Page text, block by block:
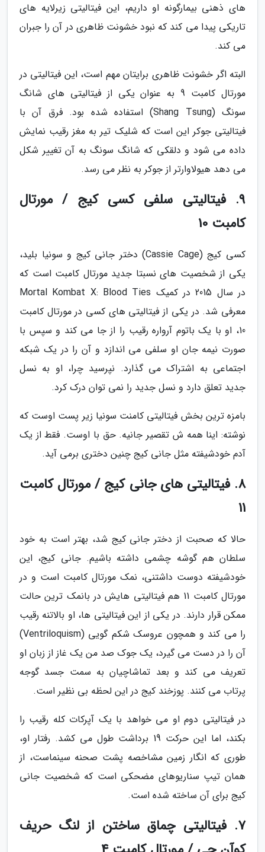
های ذهنی بیمارگونه او داریم، این فیتالیتی زیرلایه های
تاریکی پیدا می کند که نبود خشونت ظاهری در آن را جبران
می کند.
البته اگر خشونت ظاهری برایتان مهم است، این فیتالیتی در
مورتال کامبت 9 به عنوان یکی از فیتالیتی های شانگ
سونگ (Shang Tsung) استفاده شده بود. فرق آن با
فیتالیتی جوکر این است که شلیک تیر به مغز رقیب نمایش
داده می شود و دلقکی که شانگ سونگ به آن تغییر شکل
می دهد هیولاوارتر از جوکر به نظر می رسد.
9. فیتالیتی سلفی کسی کیج / مورتال
کامبت 10
کسی کیج (Cassie Cage) دختر جانی کیج و سونیا بلید،
یکی از شخصیت های نسبتا جدید مورتال کامبت است که
در سال 2015 در کمیک Mortal Kombat X: Blood Ties
معرفی شد. در یکی از فیتالیتی های کسی در مورتال کامبت
10، او با یک باتوم آرواره رقیب را از جا می کند و سپس با
صورت نیمه جان او سلفی می اندازد و آن را در یک شبکه
اجتماعی به اشتراک می گذارد. نپرسید چرا، او به نسل
جدید تعلق دارد و نسل جدید را نمی توان درک کرد.
بامزه ترین بخش فیتالیتی کامنت سونیا زیر پست اوست که
نوشته: اینا همه ش تقصیر جانیه. حق با اوست. فقط از یک
آدم خودشیفته مثل جانی کیج چنین دختری برمی آید.
8. فیتالیتی های جانی کیج / مورتال کامبت
11
حالا که صحبت از دختر جانی کیج شد، بهتر است به خود
سلطان هم گوشه چشمی داشته باشیم. جانی کیج، این
خودشیفته دوست داشتنی، نمک مورتال کامبت است و در
مورتال کامبت 11 هم فیتالیتی هایش در بانمک ترین حالت
ممکن قرار دارند. در یکی از این فیتالیتی ها، او بالاتنه رقیب
را می کند و همچون عروسک شکم گویی (Ventriloquism)
آن را در دست می گیرد، یک جوک صد من یک غاز از زبان او
تعریف می کند و بعد تماشاچیان به سمت جسد گوجه
پرتاب می کنند. پوزخند کیج در این لحظه بی نظیر است.
در فیتالیتی دوم او می خواهد با یک آپرکات کله رقیب را
بکند، اما این حرکت 19 برداشت طول می کشد. رفتار او،
طوری که انگار زمین مشاخصه پشت صحنه سینماست، از
همان تیپ سناریوهای مضحکی است که شخصیت جانی
کیج برای آن ساخته شده است.
7. فیتالیتی چماق ساختن از لنگ حریف